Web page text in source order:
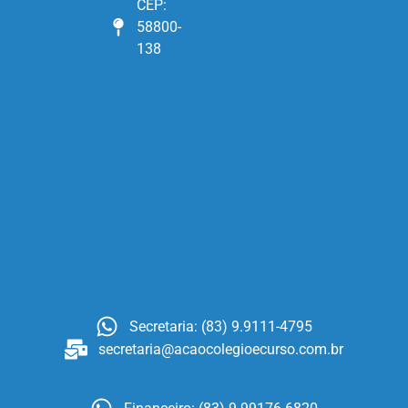
CEP:
58800-
138
Secretaria: (83) 9.9111-4795
secretaria@acaocolegioecurso.com.br